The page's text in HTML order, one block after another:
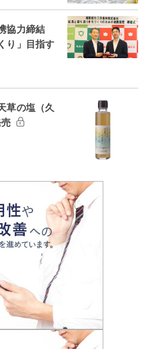
協力締結
り」目指す
草の塩（久